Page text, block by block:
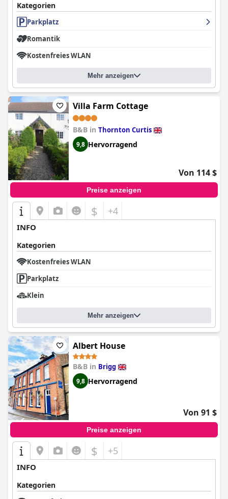
Kategorien
Parkplatz
Romantik
Kostenfreies WLAN
Mehr anzeigen
Villa Farm Cottage
B&B in Thornton Curtis
9,8 Hervorragend
Von 114 $
Preise anzeigen
$ +4
INFO
Kategorien
Kostenfreies WLAN
Parkplatz
Klein
Mehr anzeigen
Albert House
B&B in Brigg
9,8 Hervorragend
Von 91 $
Preise anzeigen
$ +5
INFO
Kategorien